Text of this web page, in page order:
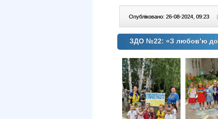
Опубліковано: 26-08-2024, 09:23 |
ЗДО №22: «З любов’ю до